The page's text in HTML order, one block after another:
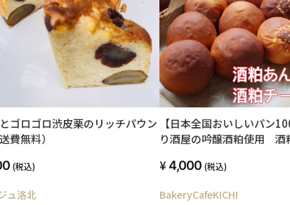
ゴロゴロ渋皮栗のリッチパウン
費無料）
(税込)
ュ洛北
【日本全国おいしいパン
り酒屋の吟醸酒粕使用 酒
4,000 (税込)
BakeryCafeKICHI